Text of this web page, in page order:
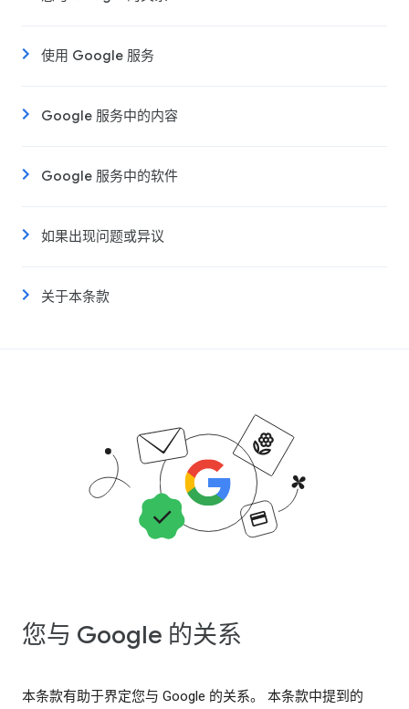
使用 Google 服务
Google 服务中的内容
Google 服务中的软件
如果出现问题或异议
关于本条款
您与 Google 的关系
本条款有助于界定您与 Google 的关系。 本条款中提到的